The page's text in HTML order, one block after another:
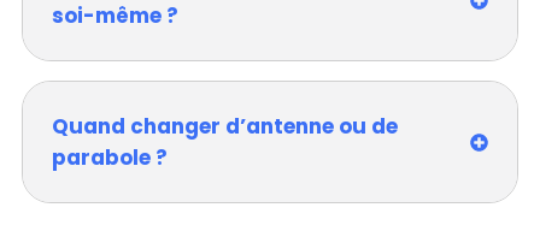
soi-même ?
Quand changer d’antenne ou de
parabole ?